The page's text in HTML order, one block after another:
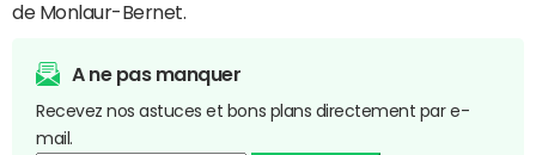
de Monlaur-Bernet.
A ne pas manquer
Recevez nos astuces et bons plans directement par e-
mail.